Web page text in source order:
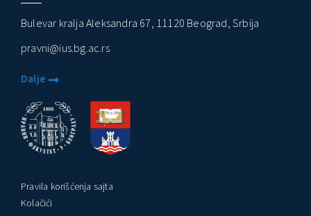
Bulevar kralja Aleksandra 67, 11120 Beograd, Srbija
pravni@ius.bg.ac.rs
Dalje
Pravila korišćenja sajta
Kolačići